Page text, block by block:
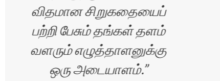
விதமான சிறுகதையைப்
பற்றி பேசும் தங்கள் தளம்
வளரும் எழுத்தாளனுக்கு
ஒரு அடையாளம்.